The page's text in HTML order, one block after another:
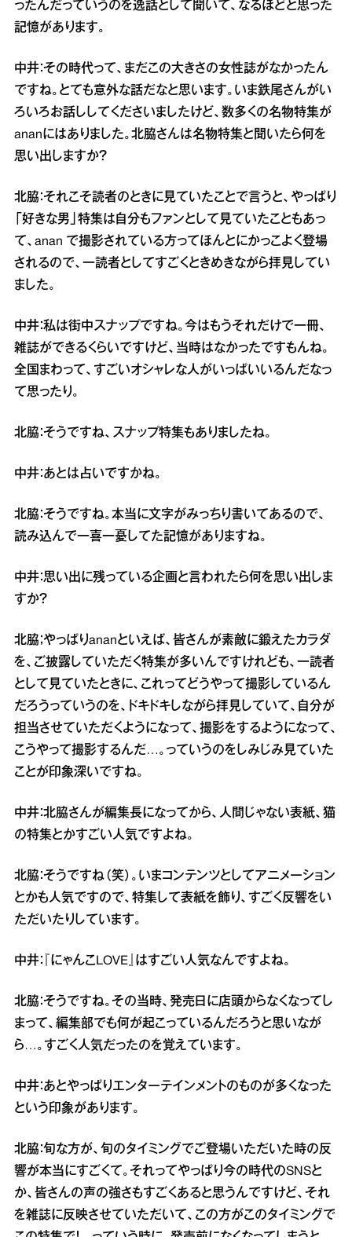
ったんだっていうのを逸話として聞いて、なるほどと思った
記憶があります。
中井：その時代って、まだこの大きさの女性誌がなかったん
ですね。とても意外な話だなと思います。いま鉄尾さんがい
ろいろお話ししてくださいましたけど、数多くの名物特集が
ananにはありました。北脇さんは名物特集と聞いたら何を
思い出しますか？
北脇：それこそ読者のときに見ていたことで言うと、やっぱり
「好きな男」特集は自分もファンとして見ていたこともあっ
て、anan で撮影されている方ってほんとにかっこよく登場
されるので、一読者としてすごくときめきながら拝見してい
ました。
中井：私は街中スナップですね。今はもうそれだけで一冊、
雑誌ができるくらいですけど、当時はなかったですもんね。
全国まわって、すごいオシャレな人がいっぱいいるんだなっ
て思ったり。
北脇：そうですね、スナップ特集もありましたね。
中井：あとは占いですかね。
北脇：そうですね。本当に文字がみっちり書いてあるので、
読み込んで一喜一憂してた記憶がありますね。
中井：思い出に残っている企画と言われたら何を思い出しま
すか？
北脇；やっぱりananといえば、皆さんが素敵に鍛えたカラダ
を、ご披露していただく特集が多いんですけれども、一読者
として見ていたときに、これってどうやって撮影しているん
だろうっていうのを、ドキドキしながら拝見していて、自分が
担当させていただくようになって、撮影をするようになって、
こうやって撮影するんだ…。っていうのをしみじみ見ていた
ことが印象深いですね。
中井：北脇さんが編集長になってから、人間じゃない表紙、猫
の特集とかすごい人気ですよね。
北脇：そうですね（笑）。いまコンテンツとしてアニメーション
とかも人気ですので、特集して表紙を飾り、すごく反響をい
ただいたりしています。
中井：『にゃんこLOVE』はすごい人気なんですよね。
北脇：そうですね。その当時、発売日に店頭からなくなってし
まって、編集部でも何が起こっているんだろうと思いなが
ら…。すごく人気だったのを覚えています。
中井：あとやっぱりエンターテインメントのものが多くなった
という印象があります。
北脇：旬な方が、旬のタイミングでご登場いただいた時の反
響が本当にすごくて。それってやっぱり今の時代のSNSと
か、皆さんの声の強さもすごくあると思うんですけど、それ
を雑誌に反映させていただいて、この方がこのタイミングで